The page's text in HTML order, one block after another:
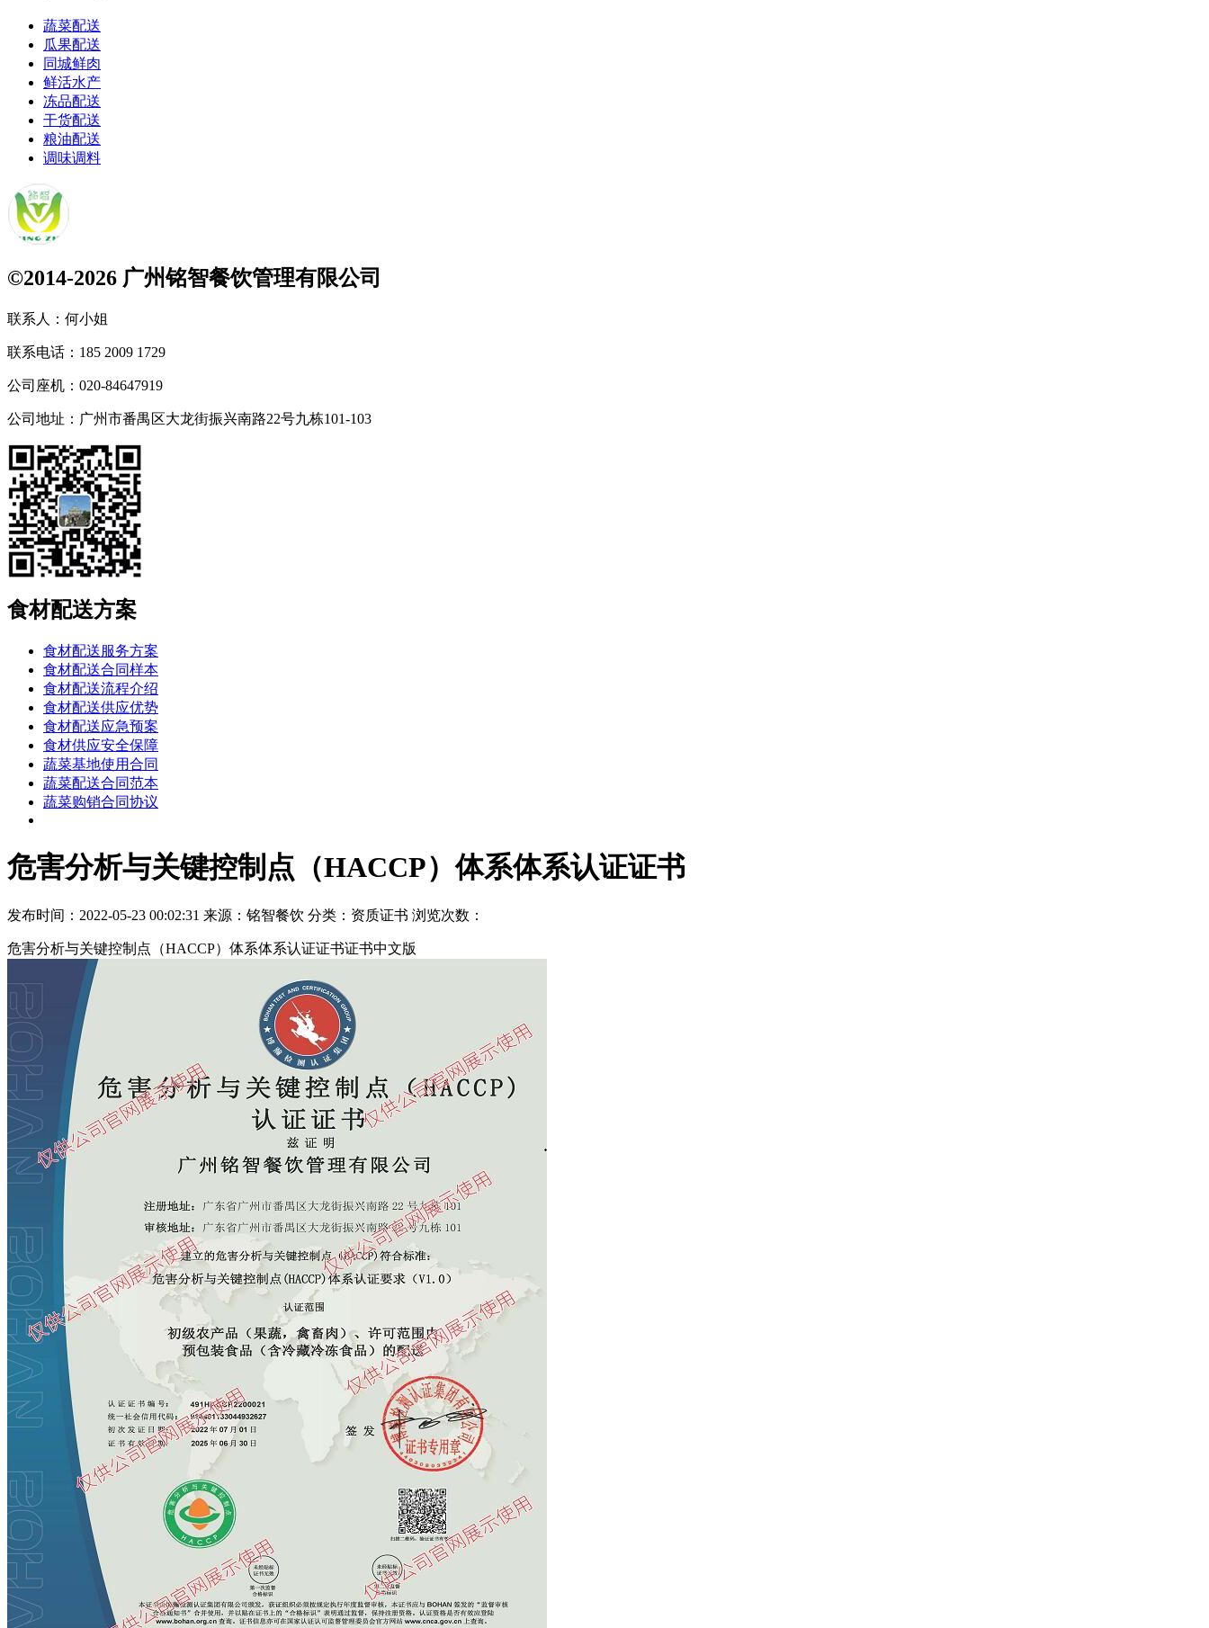
蔬菜配送
瓜果配送
同城鲜肉
鲜活水产
冻品配送
干货配送
粮油配送
调味调料
©2014-2026 广州铭智餐饮管理有限公司
联系人： 何小姐
联系电话： 185 2009 1729
公司座机： 020-84647919
公司地址： 广州市番禺区大龙街振兴南路22号九栋101-103
食材配送方案
食材配送服务方案
食材配送合同样本
食材配送流程介绍
食材配送供应优势
食材配送应急预案
食材供应安全保障
蔬菜基地使用合同
蔬菜配送合同范本
蔬菜购销合同协议
危害分析与关键控制点（HACCP）体系体系认证证书
发布时间：2022-05-23 00:02:31 来源：铭智餐饮 分类：资质证书 浏览次数：
危害分析与关键控制点（HACCP）体系体系认证证书证书中文版